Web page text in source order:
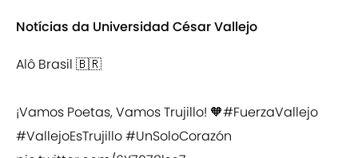
Notícias da Universidad César Vallejo
Alô Brasil 🇧🇷
¡Vamos Poetas, Vamos Trujillo! 🧡#FuerzaVallejo
#VallejoEsTrujillo#UnSoloCorazón